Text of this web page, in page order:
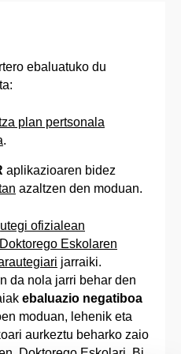
ebaluatuko du
plan pertsonala
.
aplikazioaren bidez
azaltzen den moduan.
ofizialean
Doktorego Eskolaren
jarraiki.
da nola jarri behar den
ebaluazio negatiboa
moduan, lehenik eta
aurkeztu beharko zaio